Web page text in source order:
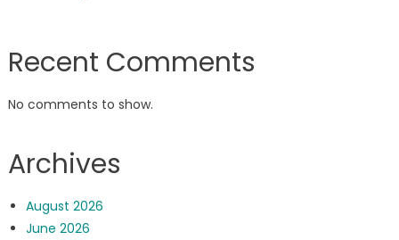
Recent Comments
No comments to show.
Archives
August 2026
June 2026